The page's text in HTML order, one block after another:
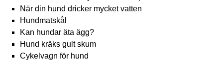
När din hund dricker mycket vatten
Hundmatskål
Kan hundar äta ägg?
Hund kräks gult skum
Cykelvagn för hund